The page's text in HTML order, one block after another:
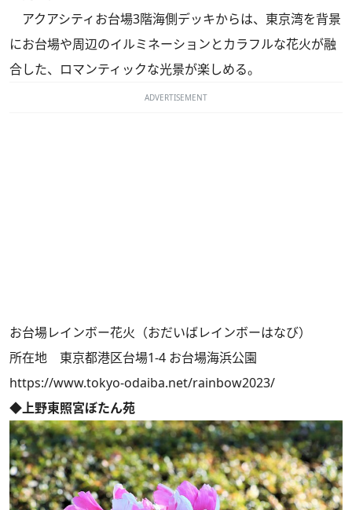
アクアシティお台場3階海側デッキからは、東京湾を背景
にお台場や周辺のイルミネーションとカラフルな花火が融
合した、ロマンティックな光景が楽しめる。
ADVERTISEMENT
お台場レインボー花火（おだいばレインボーはなび）
所在地 東京都港区台場1-4 お台場海浜公園
https://www.tokyo-odaiba.net/rainbow2023/
◆上野東照宮ぼたん苑